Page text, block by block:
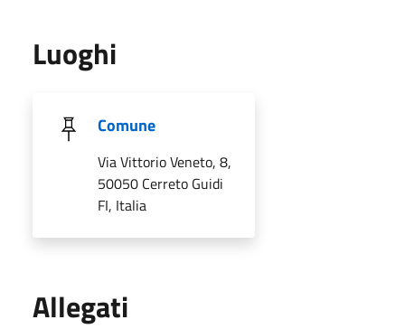
Luoghi
Comune
Via Vittorio Veneto, 8,
50050 Cerreto Guidi
FI, Italia
Allegati